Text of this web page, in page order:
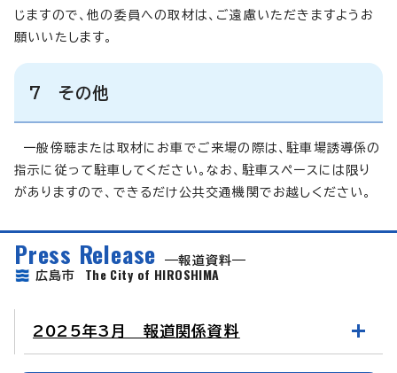
じますので、他の委員への取材は、ご遠慮いただきますようお
願いいたします。
7 その他
一般傍聴または取材にお車でご来場の際は、駐車場誘導係の
指示に従って駐車してください。なお、駐車スペースには限り
がありますので、できるだけ公共交通機関でお越しください。
Press Release
報道資料
広島市 The City of HIROSHIMA
2025年3月 報道関係資料